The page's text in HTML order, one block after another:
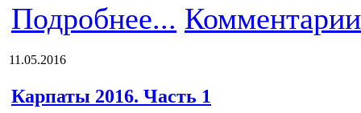
Подробнее...
11.05.2016
Карпаты 2016. Часть 1